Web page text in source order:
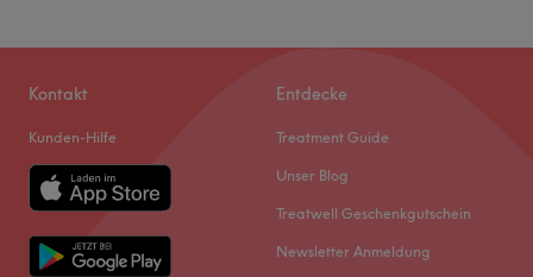
Kontakt
Kunden-Hilfe
Entdecke
Treatment Guide
Unser Blog
Treatwell Geschenkgutschein
Newsletter Anmeldung